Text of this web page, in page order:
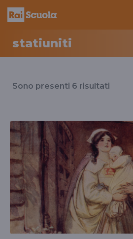
statiuniti
il
statiuniti
Sono presenti 6 risultati